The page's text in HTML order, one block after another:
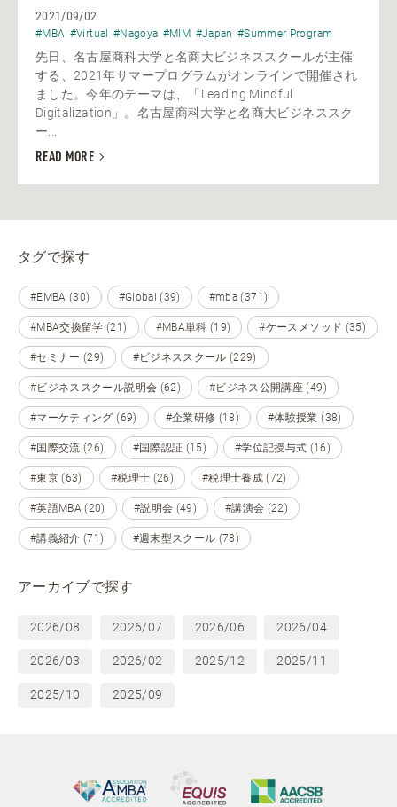
2021/09/02
#MBA #Virtual #Nagoya #MIM #Japan #Summer Program
先日、名古屋商科大学と名商大ビジネススクールが主催
する、2021年サマープログラムがオンラインで開催され
ました。今年のテーマは、「Leading Mindful
Digitalization」。名古屋商科大学と名商大ビジネススク
ー...
READ MORE
タグで探す
#EMBA (30) #Global (39) #mba (371)
#MBA交換留学 (21) #MBA単科 (19) #ケースメソッド (35)
#セミナー (29) #ビジネススクール (229)
#ビジネススクール説明会 (62) #ビジネス公開講座 (49)
#マーケティング (69) #企業研修 (18) #体験授業 (38)
#国際交流 (26) #国際認証 (15) #学位記授与式 (16)
#東京 (63) #税理士 (26) #税理士養成 (72)
#英語MBA (20) #説明会 (49) #講演会 (22)
#講義紹介 (71) #週末型スクール (78)
アーカイブで探す
2026/08 2026/07 2026/06 2026/04
2026/03 2026/02 2025/12 2025/11
2025/10 2025/09